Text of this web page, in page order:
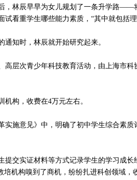
林辰早早为女儿规划了一条升学路——
看重学生哪些能力素质，“其中就包括
知时，林辰就开始研究起来。
层次青少年科技教育活动，由上海市科
构，收费在4万元左右。
施意见》中，明确了初中学生综合素质
交实证材料等方式记录学生的学习成长
机构嗅到了商机，纷纷扎进科创领域，